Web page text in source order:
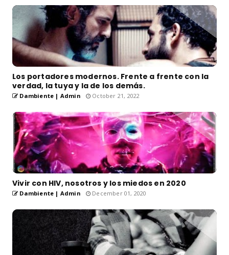
Los portadores modernos. Frente a frente con la
verdad, la tuya y la de los demás.
Dambiente | Admin October 21, 2022
Vivir con HIV, nosotros y los miedos en 2020
Dambiente | Admin December 01, 2020